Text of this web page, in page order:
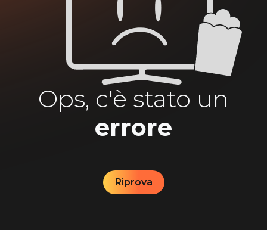
Ops, c'è stato un
errore
Riprova